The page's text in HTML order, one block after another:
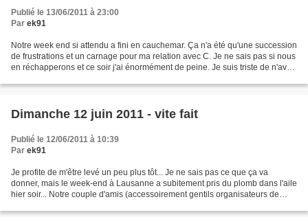
Publié le 13/06/2011 à 23:00
Par ek91
Notre week end si attendu a fini en cauchemar. Ça n'a été qu'une succession
de frustrations et un carnage pour ma relation avec C. Je ne sais pas si nous
en réchapperons et ce soir j'ai énormément de peine. Je suis triste de n'avoir
Dimanche 12 juin 2011 - vite fait
Publié le 12/06/2011 à 10:39
Par ek91
Je profite de m'être levé un peu plus tôt... Je ne sais pas ce que ça va
donner, mais le week-end à Lausanne a subitement pris du plomb dans l'aile
hier soir... Notre couple d'amis (accessoirement gentils organisateurs de